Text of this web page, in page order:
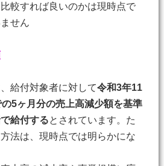
較すれば良いのかは現時点で
せん
給付対象者に対して令和3年11
5ヶ月分の売上高減少額を基準
給付するとされています。た
法は、現時点では明らかにな